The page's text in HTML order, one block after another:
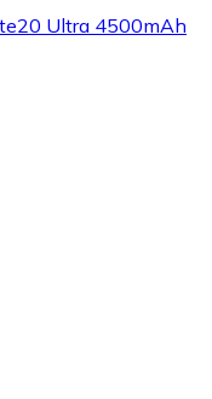
Ultra 4500mAh